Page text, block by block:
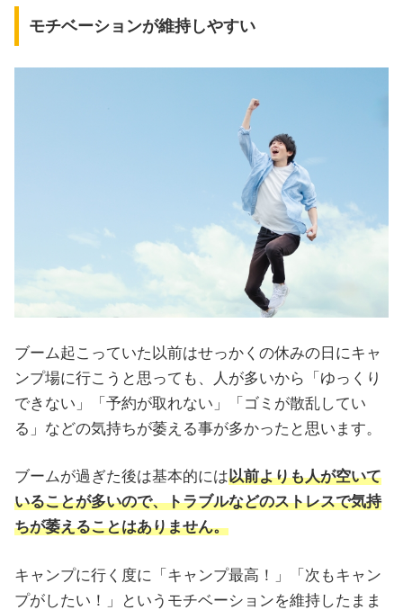
モチベーションが維持しやすい
ブーム起こっていた以前はせっかくの休みの日にキャ
ンプ場に行こうと思っても、人が多いから「ゆっくり
できない」「予約が取れない」「ゴミが散乱してい
る」などの気持ちが萎える事が多かったと思います。
ブームが過ぎた後は基本的には以前よりも人が空いて
いることが多いので、トラブルなどのストレスで気持
ちが萎えることはありません。
キャンプに行く度に「キャンプ最高！」「次もキャン
プがしたい！」というモチベーションを維持したまま